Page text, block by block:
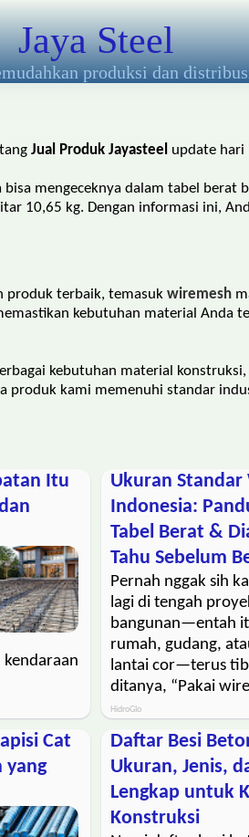
Jaya Steel
produksi dan
Jual Produk Jayasteel update hari
mengeceknya dalam tabel
10,65 kg. Dengan informasi ini,
produk terbaik, temasuk wiremesh
kebutuhan material Anda
kebutuhan material
produk kami memenuhi standar
Itu
kendaraan
Ukuran Standar
Indonesia:
Tabel Berat &
Tahu Sebelum
Pernah nggak sih
lagi di tengah
bangunan—entah
rumah, gudang,
lantai cor—terus
ditanya, “Pakai
HidroGlo
Cat
yang
Daftar Besi
Ukuran, Jenis,
Lengkap untuk
Konstruksi